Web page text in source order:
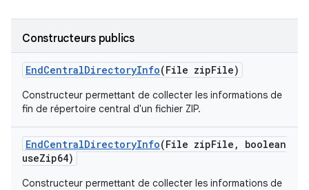
Constructeurs publics
EndCentralDirectoryInfo(File zipFile)
Constructeur permettant de collecter les informations de
fin de répertoire central d'un fichier ZIP.
EndCentralDirectoryInfo(File zipFile ,
boolean
useZip64)
Constructeur permettant de collecter les informations de